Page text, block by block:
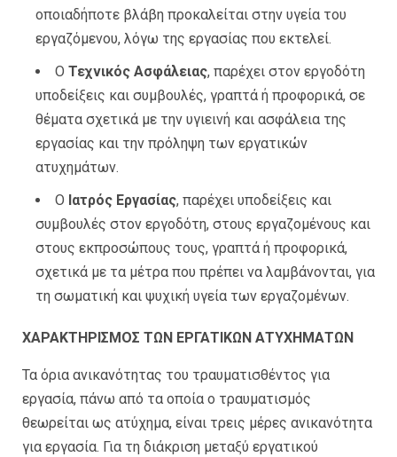
οποιαδήποτε βλάβη προκαλείται στην υγεία του
εργαζόμενου, λόγω της εργασίας που εκτελεί.
Ο Τεχνικός Ασφάλειας, παρέχει στον εργοδότη
υποδείξεις και συμβουλές, γραπτά ή προφορικά, σε
θέματα σχετικά με την υγιεινή και ασφάλεια της
εργασίας και την πρόληψη των εργατικών
ατυχημάτων.
Ο Ιατρός Εργασίας, παρέχει υποδείξεις και
συμβουλές στον εργοδότη, στους εργαζομένους και
στους εκπροσώπους τους, γραπτά ή προφορικά,
σχετικά με τα μέτρα που πρέπει να λαμβάνονται, για
τη σωματική και ψυχική υγεία των εργαζομένων.
ΧΑΡΑΚΤΗΡΙΣΜΟΣ ΤΩΝ ΕΡΓΑΤΙΚΩΝ ΑΤΥΧΗΜΑΤΩΝ
Τα όρια ανικανότητας του τραυματισθέντος για
εργασία, πάνω από τα οποία ο τραυματισμός
θεωρείται ως ατύχημα, είναι τρεις μέρες ανικανότητα
για εργασία. Για τη διάκριση μεταξύ εργατικού